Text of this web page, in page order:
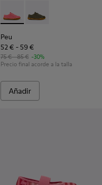
Peu - K800690-002 -
Peu - K800690-003
Peu
52 € - 59 €
75 € - 85 € -30%
Precio final acorde a la talla
Añadir